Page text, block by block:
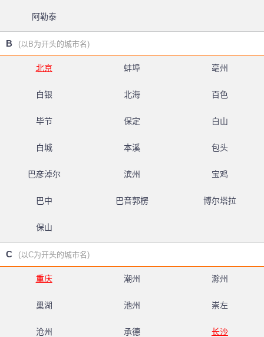
阿勒泰
B (以B为开头的城市名)
北京 蚌埠 亳州
白银 北海 百色
毕节 保定 白山
白城 本溪 包头
巴彦淖尔 滨州 宝鸡
巴中 巴音郭楞 博尔塔拉
保山
C (以C为开头的城市名)
重庆 潮州 滁州
巢湖 池州 崇左
沧州 承德 长沙